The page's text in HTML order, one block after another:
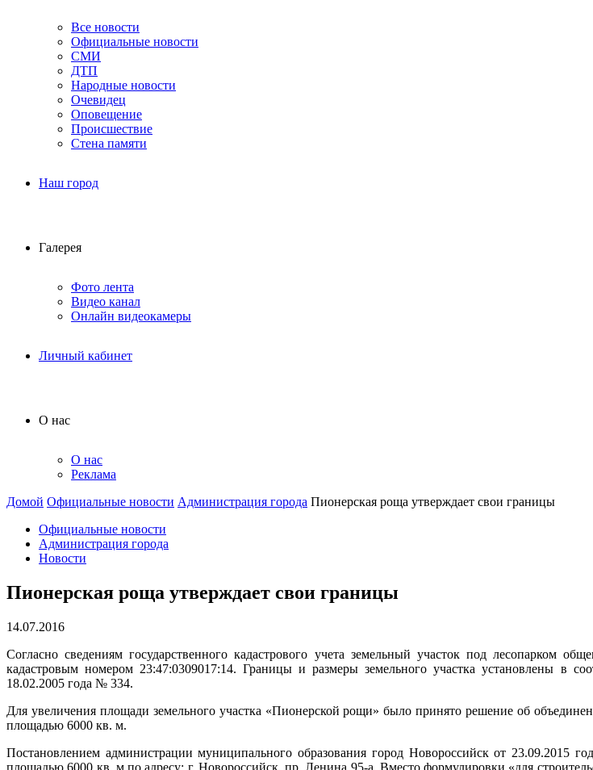
Все новости
Официальные новости
СМИ
ДТП
Народные новости
Очевидец
Оповещение
Происшествие
Стена памяти
Наш город
Галерея
Фото лента
Видео канал
Онлайн видеокамеры
Личный кабинет
О нас
О нас
Реклама
Домой Официальные новости Администрация города Пионерская роща утверждает свои границы
Официальные новости
Администрация города
Новости
Пионерская роща утверждает свои границы
14.07.2016
Согласно сведениям государственного кадастрового учета земельный участок под лесопарком
кадастровым номером 23:47:0309017:14. Границы и размеры земельного участка установлены в
18.02.2005 года № 334.
Для увеличения площади земельного участка «Пионерской рощи» было принято решение об
площадью 6000 кв. м.
Постановлением администрации муниципального образования город Новороссийск от 23.09.2015
площадью 6000 кв. м по адресу: г. Новороссийск, пр. Ленина 95-а. Вместо формулировки «для